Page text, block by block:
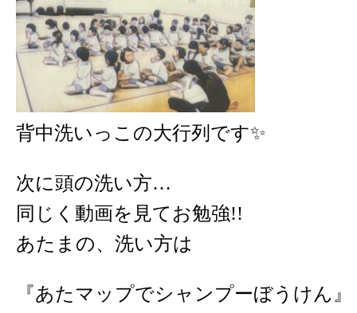
背中洗いっこの大行列です✨️
次に頭の洗い方…
同じく動画を見てお勉強!!
あたまの、洗い方は
『あたマップでシャンプーぼうけん』